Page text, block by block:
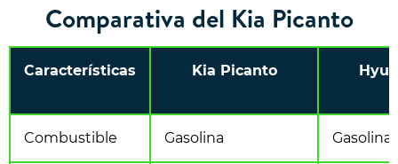
Comparativa del Kia Picanto
Características Kia Picanto
Combustible Gasolina Gasolina